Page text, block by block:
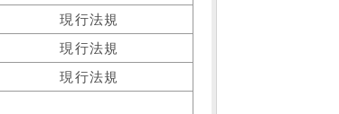
現行法規
現行法規
現行法規